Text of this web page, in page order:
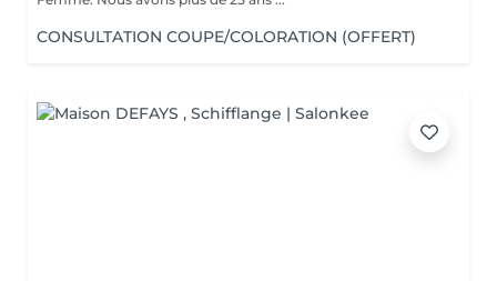
CONSULTATION COUPE/COLORATION (OFFERT)